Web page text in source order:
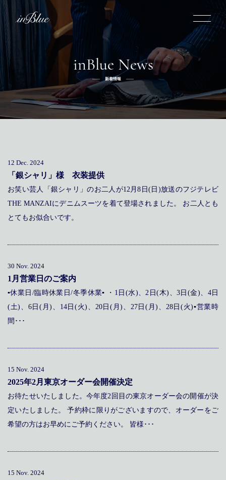
inBlueについて
inBlueの強み ヒストリー
オーダー方法
リボーン
ニュース インタビュー
社長ブログ
採用情報
新卒採用
JP EN
inBlue News
新着情報
12 Dec. 2024
「銀シャリ」様 衣装提供
お笑い芸人「銀シャリ」のお二人が12月8日(日)放送のフジテレビ
THE MANZAIにデニムスーツを着て登場されました。 お二人とも
とてもお似合いです。
30 Nov. 2024
1月営業日のご案内
▪休業日/臨時休業日/冬季休業▪ ・1日(水)、2日(木)、3日(金)、4日
(土)、6日(月)、14日(火)、20日(月)、27日(月)、28日(火)▪営業時
間･･･
15 Nov. 2024
2025年2月東京オーダー会開催決定
お待たせいたしました。今年度2回目の東京オーダー会の開催が決
定いたしました。 予約枠に限りがございますので、オーダーをご
希望の方はお早めにご予約ください。 皆様･･･
15 Nov. 2024